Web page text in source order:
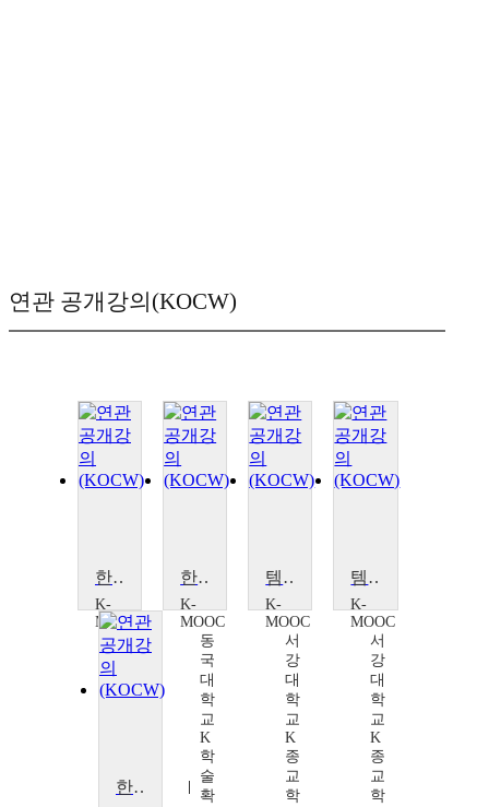
연관 공개강의(KOCW)
한국불교 문화유산, 국보
K-
MOOC
동
대
학
확
한국불교 속 여성의 재발견
K-
MOOC
동
국
대
학
교
K
학
술
확
템플스테이로 경험하는 한국불교 II
K-
MOOC
서
강
대
학
교
K
종
교
학
템플스테이로 경험하는 한국불교 II
K-
MOOC
서
강
대
학
교
K
종
교
학
한국불교 금석문